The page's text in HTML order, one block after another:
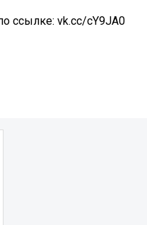
ссылке: vk.cc/cY9JA0